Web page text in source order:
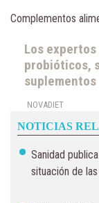
Complementos
Los
probióticos,
NOVADIET
NOTICIAS
Sanidad
situación de